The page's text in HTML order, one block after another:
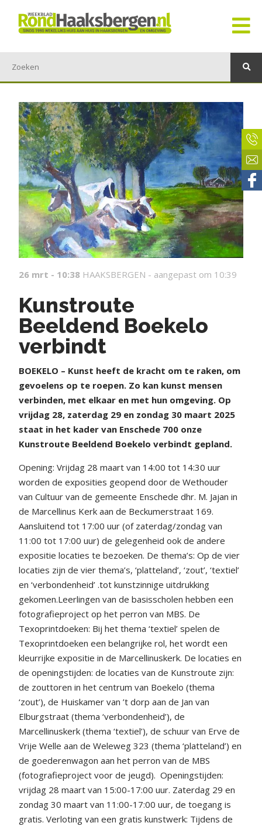
26 mrt - 10:38 HAAKSBERGEN - aangepast om 10:39
Kunstroute
Beeldend Boekelo
verbindt
BOEKELO – Kunst heeft de kracht om te raken, om
gevoelens op te roepen. Zo kan kunst mensen
verbinden, met elkaar en met hun omgeving. Op
vrijdag 28, zaterdag 29 en zondag 30 maart 2025
staat in het kader van Enschede 700 onze
Kunstroute Beeldend Boekelo verbindt gepland.
Opening: Vrijdag 28 maart van 14:00 tot 14:30 uur
worden de exposities geopend door de Wethouder
van Cultuur van de gemeente Enschede dhr. M. Jajan in
de Marcellinus Kerk aan de Beckumerstraat 169.
Aansluitend tot 17:00 uur (of zaterdag/zondag van
11:00 tot 17:00 uur) de gelegenheid ook de andere
expositie locaties te bezoeken. De thema’s: Op de vier
locaties zijn de vier thema’s, ‘platteland’, ‘zout’, ‘textiel’
en ‘verbondenheid’ .tot kunstzinnige uitdrukking
gekomen.Leerlingen van de basisscholen hebben een
fotografieproject op het perron van MBS. De
Texoprintdoeken: Bij het thema ‘textiel’ spelen de
Texoprintdoeken een belangrijke rol, het wordt een
kleurrijke expositie in de Marcellinuskerk. De locaties en
de openingstijden: de locaties van de Kunstroute zijn:
de zouttoren in het centrum van Boekelo (thema
‘zout’), de Huiskamer van ’t dorp aan de Jan van
Elburgstraat (thema ‘verbondenheid’), de
Marcellinuskerk (thema ‘textiel’), de schuur van Erve de
Vrije Welle aan de Weleweg 323 (thema ‘platteland’) en
de goederenwagon aan het perron van de MBS
(fotografieproject voor de jeugd). Openingstijden:
vrijdag 28 maart van 15:00-17:00 uur. Zaterdag 29 en
zondag 30 maart van 11:00-17:00 uur, de toegang is
gratis. Verloting van een gratis kunstwerk: Tijdens de